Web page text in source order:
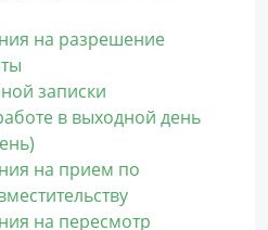
на разрешение
записки
в выходной день
на прием по
на пересмотр